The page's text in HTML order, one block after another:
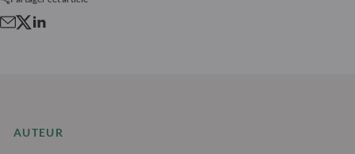
AUTEUR